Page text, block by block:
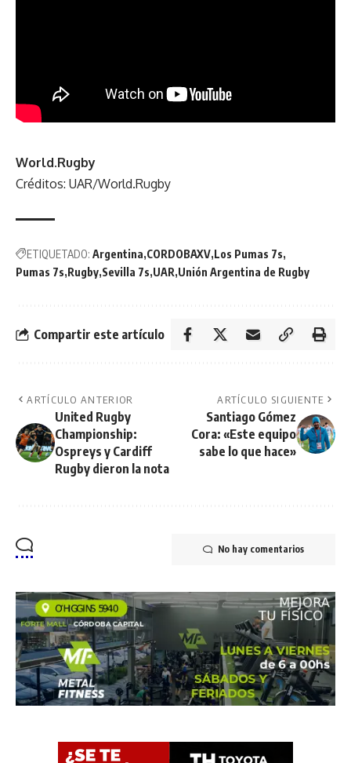
World.Rugby
Créditos: UAR/World.Rugby
ETIQUETADO: Argentina CORDOBAXV Los Pumas 7s
Pumas 7s Rugby Sevilla 7s UAR Unión Argentina de Rugby
Compartir este artículo
ARTÍCULO ANTERIOR
United Rugby
Championship:
Ospreys y Cardiff
Rugby dieron la nota
ARTÍCULO SIGUIENTE
Santiago Gómez
Cora: «Este equipo
sabe lo que hace»
No hay comentarios